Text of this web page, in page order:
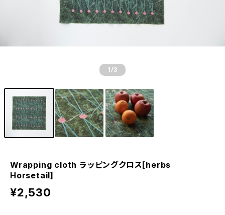
1 /3
Wrapping cloth ラッピングクロス[herbs
Horsetail]
¥2,530